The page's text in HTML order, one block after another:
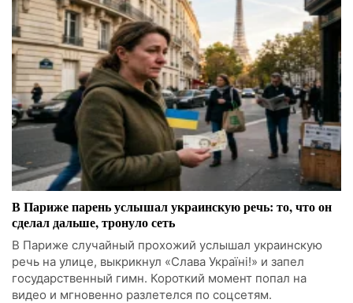
В Париже парень услышал украинскую речь: то, что он
сделал дальше, тронуло сеть
В Париже случайный прохожий услышал украинскую
речь на улице, выкрикнул «Слава Україні!» и запел
государственный гимн. Короткий момент попал на
видео и мгновенно разлетелся по соцсетям.